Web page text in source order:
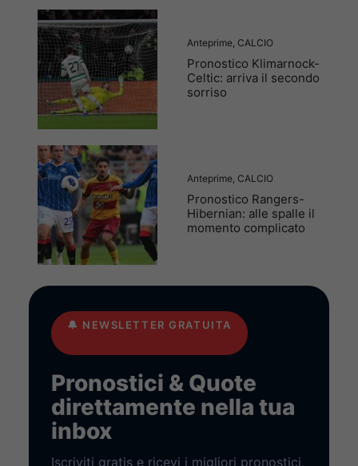
Anteprime CALCIO
Pronostico Klimarnock-
Celtic: arriva il secondo
sorriso
Anteprime CALCIO
Pronostico Rangers-
Hibernian: alle spalle il
momento complicato
🔔 NEWSLETTER GRATUITA
Pronostici & Quote
direttamente nella tua
inbox
Iscriviti gratis e ricevi i migliori pronostici,